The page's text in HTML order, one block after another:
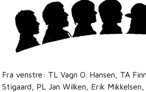
Fra venstre: TL Vagn O. Hansen, TA
Stigaard, PL Jan Wilken, Erik